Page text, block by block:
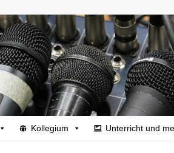
Kollegium Unterricht und